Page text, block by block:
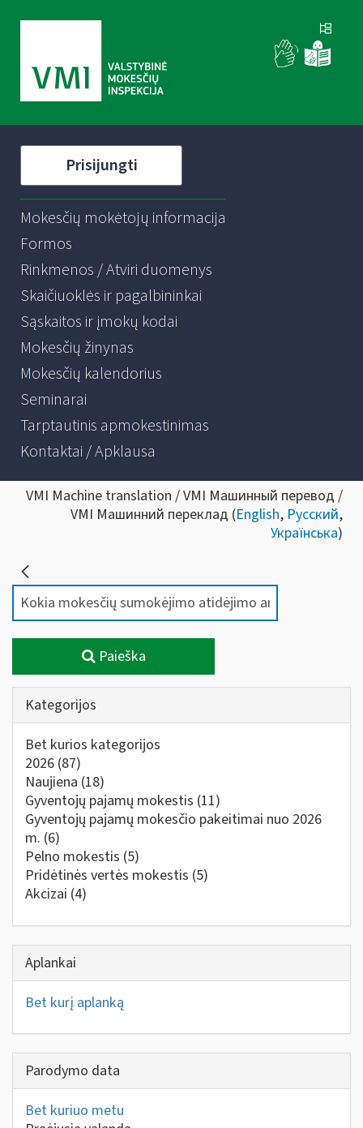
Prisijungti
Mokesčių mokėtojų informacija
Formos
Rinkmenos / Atviri duomenys
Skaičiuoklės ir pagalbininkai
Sąskaitos ir įmokų kodai
Mokesčių žinynas
Mokesčių kalendorius
Seminarai
Tarptautinis apmokestinimas
Kontaktai / Apklausa
VMI Machine translation / VMI Машинный перевод /
VMI Машинний переклад (English, Русский,
Українська)
Paieška
Kategorijos
Bet kurios kategorijos
2026 (87)
Naujiena (18)
Gyventojų pajamų mokestis (11)
Gyventojų pajamų mokesčio pakeitimai nuo 2026
m. (6)
Pelno mokestis (5)
Pridėtinės vertės mokestis (5)
Akcizai (4)
Aplankai
Bet kurį aplanką
Parodymo data
Bet kuriuo metu